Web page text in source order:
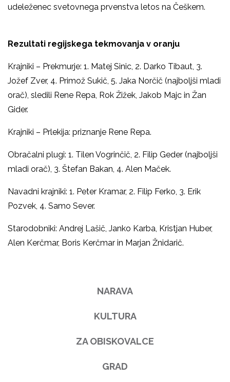
udeleženec svetovnega prvenstva letos na Češkem.
Rezultati regijskega tekmovanja v oranju
Krajniki – Prekmurje: 1. Matej Sinic, 2. Darko Tibaut, 3.
Jožef Zver, 4. Primož Sukič, 5. Jaka Norčič (najboljši mladi
orač), sledili Rene Repa, Rok Žižek, Jakob Majc in Žan
Gider.
Krajniki – Prlekija: priznanje Rene Repa.
Obračalni plugi: 1. Tilen Vogrinčič, 2. Filip Geder (najboljši
mladi orač), 3. Štefan Bakan, 4. Alen Maček.
Navadni krajniki: 1. Peter Kramar, 2. Filip Ferko, 3. Erik
Pozvek, 4. Samo Sever.
Starodobniki: Andrej Lašič, Janko Karba, Kristjan Huber,
Alen Kerčmar, Boris Kerčmar in Marjan Žnidarič.
NARAVA
KULTURA
ZA OBISKOVALCE
GRAD